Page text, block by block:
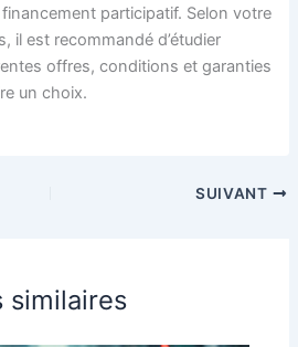
participatif. Selon votre
il est recommandé d’étudier
offres, conditions et garanties
un choix.
SUIVANT
similaires